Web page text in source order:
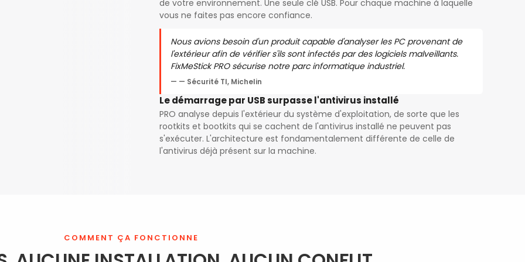
de votre environnement. Une seule clé USB. Pour chaque machine à laquelle
vous ne faites pas encore confiance.
Nous avions besoin d'un produit capable d'analyser les PC provenant de
l'extérieur afin de vérifier s'ils sont infectés par des logiciels malveillants.
FixMeStick PRO sécurise notre parc informatique industriel.
— Sécurité TI, Michelin
Le démarrage par USB surpasse l'antivirus installé
PRO analyse depuis l'extérieur du système d'exploitation, de sorte que les
rootkits et bootkits qui se cachent de l'antivirus installé ne peuvent pas
s'exécuter. L'architecture est fondamentalement différente de celle de
l'antivirus déjà présent sur la machine.
COMMENT ÇA FONCTIONNE